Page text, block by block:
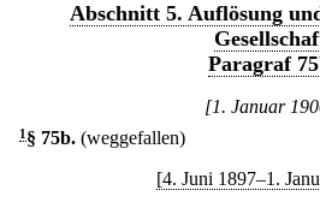
Abschnitt 5. Auflösung
Paragraf
[1. Januar
1 § 75b. (weggefallen)
[4. Juni 1897–1.